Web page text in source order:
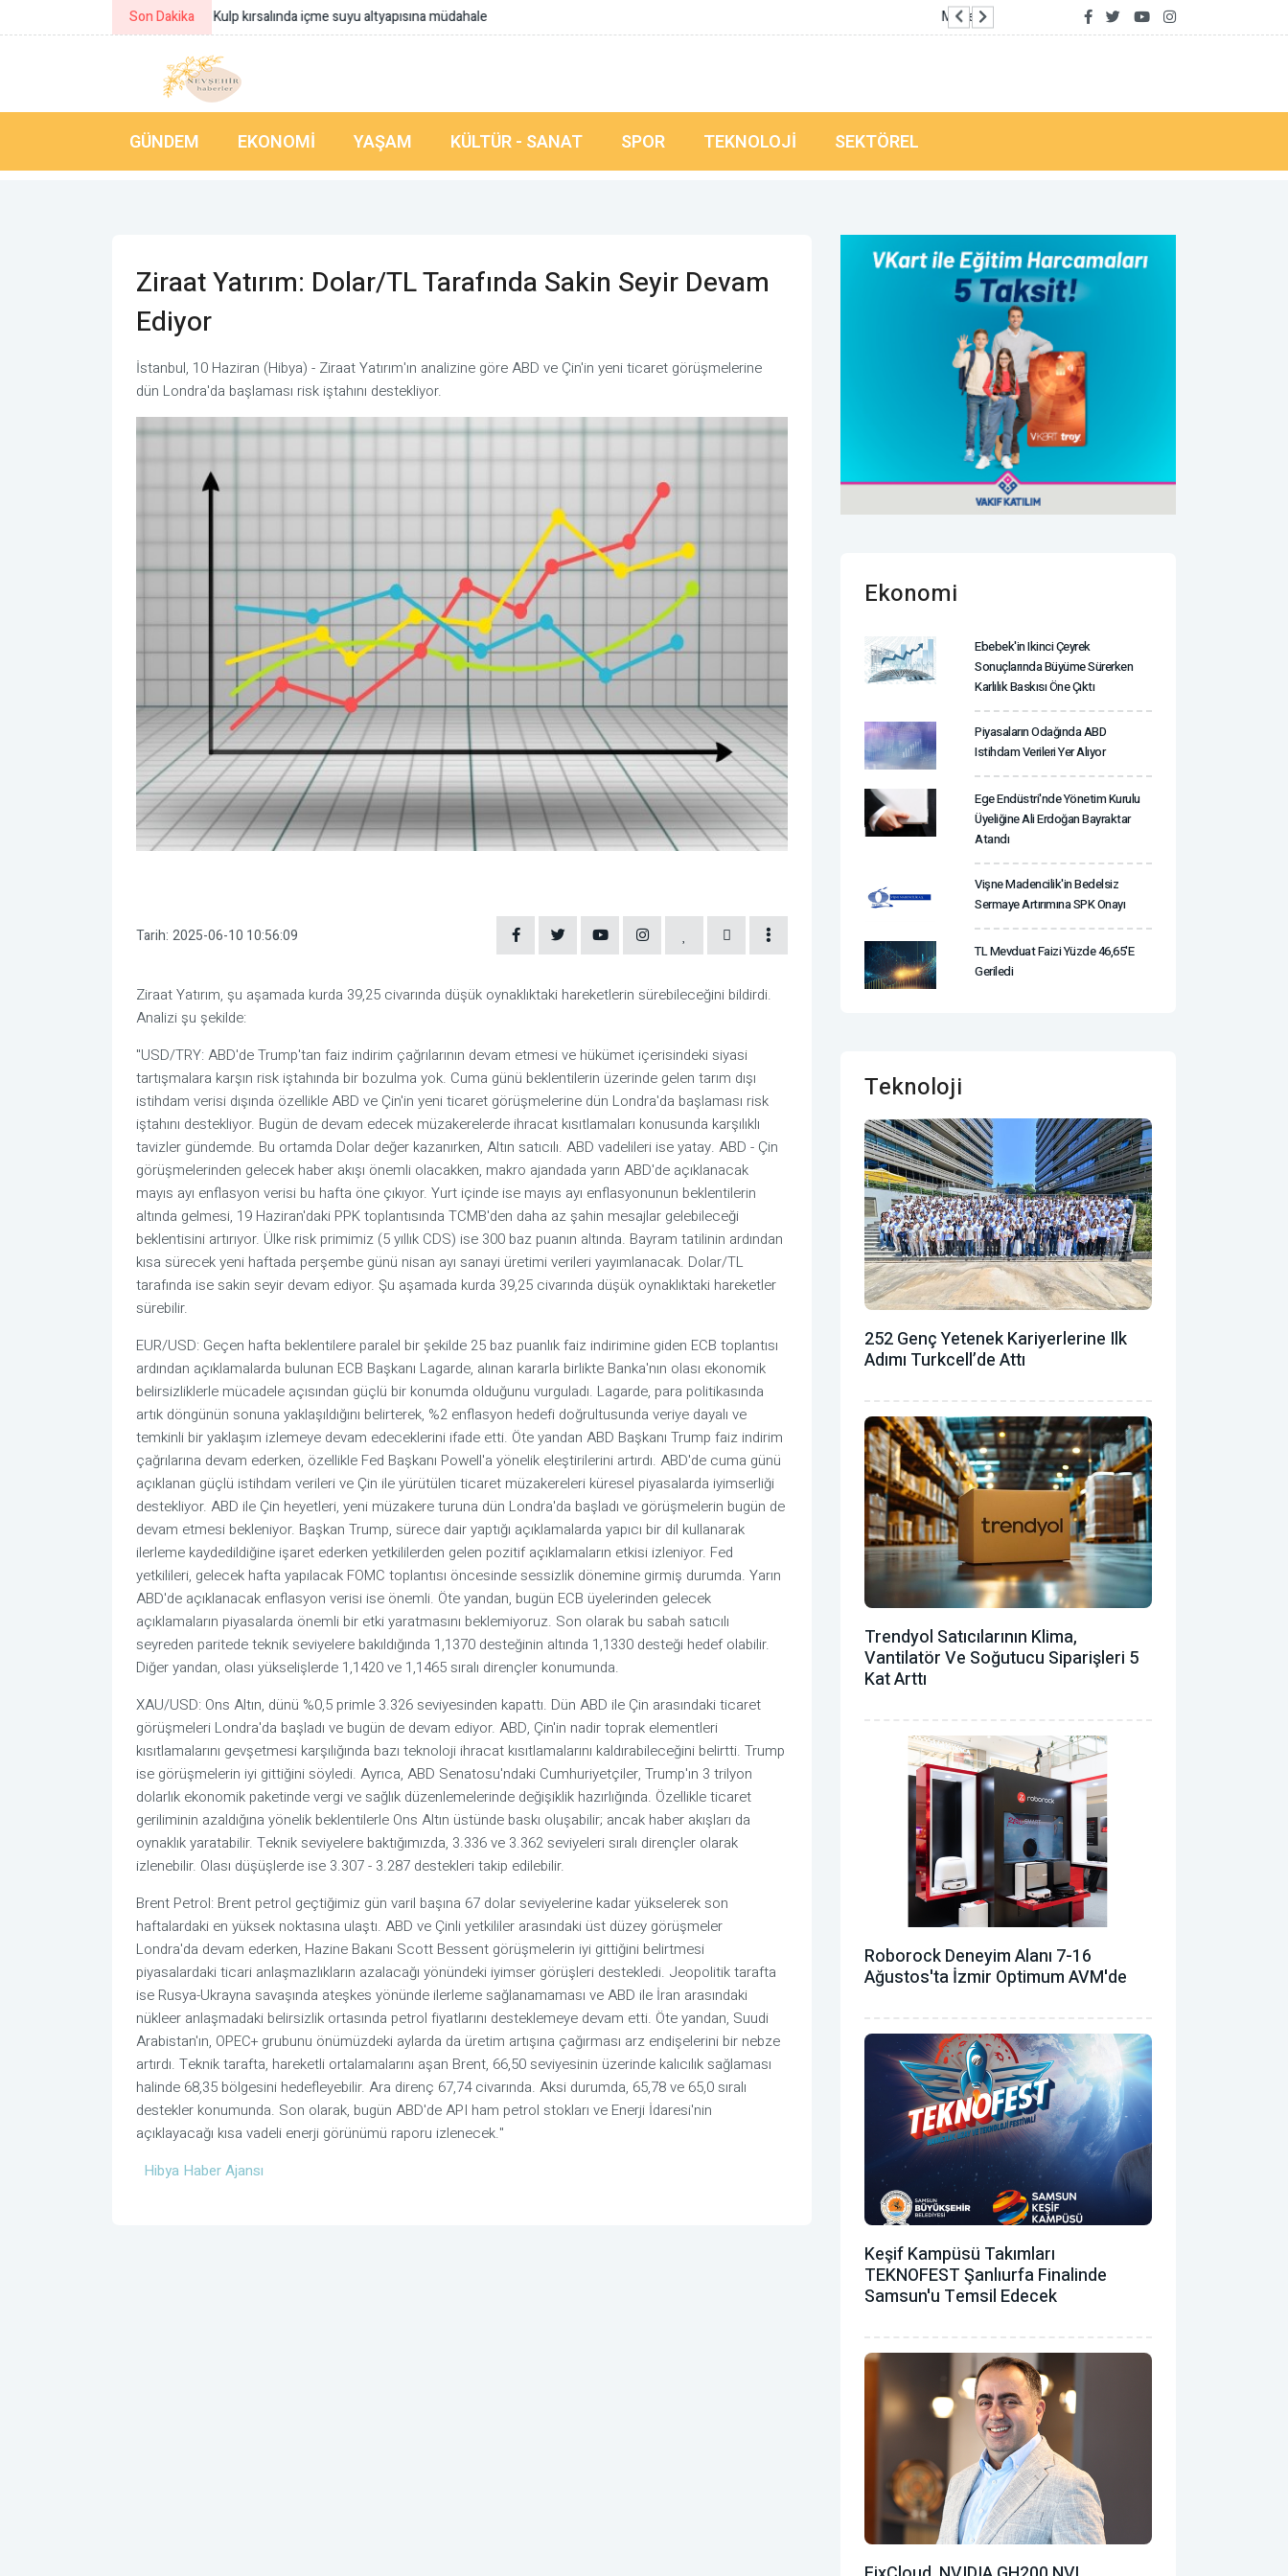
Son Dakika Maltepe Belediyesi Yaz Okulu öğrencilerine afet farkındalığı eğitimi verildi Karacabey’de metruk okul lojmanı yıkıldı
GÜNDEM EKONOMI YAŞAM KÜLTÜR - SANAT SPOR TEKNOLOJI SEKTÖREL
Ziraat Yatırım: Dolar/TL Tarafında Sakin Seyir Devam
Ediyor
İstanbul, 10 Haziran (Hibya) - Ziraat Yatırım'ın analizine göre ABD ve Çin'in yeni ticaret görüşmelerine
dün Londra'da başlaması risk iştahını destekliyor.
Tarih: 2025-06-10 10:56:09
Ziraat Yatırım, şu aşamada kurda 39,25 civarında düşük oynaklıktaki hareketlerin sürebileceğini bildirdi.
Analizi şu şekilde:
"USD/TRY: ABD'de Trump'tan faiz indirim çağrılarının devam etmesi ve hükümet içerisindeki siyasi
tartışmalara karşın risk iştahında bir bozulma yok. Cuma günü beklentilerin üzerinde gelen tarım dışı
istihdam verisi dışında özellikle ABD ve Çin'in yeni ticaret görüşmelerine dün Londra'da başlaması risk
iştahını destekliyor. Bugün de devam edecek müzakerelerde ihracat kısıtlamaları konusunda karşılıklı
tavizler gündemde. Bu ortamda Dolar değer kazanırken, Altın satıcılı. ABD vadelileri ise yatay. ABD - Çin
görüşmelerinden gelecek haber akışı önemli olacakken, makro ajandada yarın ABD'de açıklanacak
mayıs ayı enflasyon verisi bu hafta öne çıkıyor. Yurt içinde ise mayıs ayı enflasyonunun beklentilerin
altında gelmesi, 19 Haziran'daki PPK toplantısında TCMB'den daha az şahin mesajlar gelebileceği
beklentisini artırıyor. Ülke risk primimiz (5 yıllık CDS) ise 300 baz puanın altında. Bayram tatilinin ardından
kısa sürecek yeni haftada perşembe günü nisan ayı sanayi üretimi verileri yayımlanacak. Dolar/TL
tarafında ise sakin seyir devam ediyor. Şu aşamada kurda 39,25 civarında düşük oynaklıktaki hareketler
sürebilir.
EUR/USD: Geçen hafta beklentilere paralel bir şekilde 25 baz puanlık faiz indirimine giden ECB toplantısı
ardından açıklamalarda bulunan ECB Başkanı Lagarde, alınan kararla birlikte Banka'nın olası ekonomik
belirsizliklerle mücadele açısından güçlü bir konumda olduğunu vurguladı. Lagarde, para politikasında
artık döngünün sonuna yaklaşıldığını belirterek, %2 enflasyon hedefi doğrultusunda veriye dayalı ve
temkinli bir yaklaşım izlemeye devam edeceklerini ifade etti. Öte yandan ABD Başkanı Trump faiz indirim
çağrılarına devam ederken, özellikle Fed Başkanı Powell'a yönelik eleştirilerini artırdı. ABD'de cuma günü
açıklanan güçlü istihdam verileri ve Çin ile yürütülen ticaret müzakereleri küresel piyasalarda iyimserliği
destekliyor. ABD ile Çin heyetleri, yeni müzakere turuna dün Londra'da başladı ve görüşmelerin bugün de
devam etmesi bekleniyor. Başkan Trump, sürece dair yaptığı açıklamalarda yapıcı bir dil kullanarak
ilerleme kaydedildiğine işaret ederken yetkililerden gelen pozitif açıklamaların etkisi izleniyor. Fed
yetkilileri, gelecek hafta yapılacak FOMC toplantısı öncesinde sessizlik dönemine girmiş durumda. Yarın
ABD'de açıklanacak enflasyon verisi ise önemli. Öte yandan, bugün ECB üyelerinden gelecek
açıklamaların piyasalarda önemli bir etki yaratmasını beklemiyoruz. Son olarak bu sabah satıcılı
seyreden paritede teknik seviyelere bakıldığında 1,1370 desteğinin altında 1,1330 desteği hedef olabilir.
Diğer yandan, olası yükselişlerde 1,1420 ve 1,1465 sıralı dirençler konumunda.
XAU/USD: Ons Altın, dünü %0,5 primle 3.326 seviyesinden kapattı. Dün ABD ile Çin arasındaki ticaret
görüşmeleri Londra'da başladı ve bugün de devam ediyor. ABD, Çin'in nadir toprak elementleri
kısıtlamalarını gevşetmesi karşılığında bazı teknoloji ihracat kısıtlamalarını kaldırabileceğini belirtti. Trump
ise görüşmelerin iyi gittiğini söyledi. Ayrıca, ABD Senatosu'ndaki Cumhuriyetçiler, Trump'ın 3 trilyon
dolarlık ekonomik paketinde vergi ve sağlık düzenlemelerinde değişiklik hazırlığında. Özellikle ticaret
geriliminin azaldığına yönelik beklentilerle Ons Altın üstünde baskı oluşabilir; ancak haber akışları da
oynaklık yaratabilir. Teknik seviyelere baktığımızda, 3.336 ve 3.362 seviyeleri sıralı dirençler olarak
izlenebilir. Olası düşüşlerde ise 3.307 - 3.287 destekleri takip edilebilir.
Brent Petrol: Brent petrol geçtiğimiz gün varil başına 67 dolar seviyelerine kadar yükselerek son
haftalardaki en yüksek noktasına ulaştı. ABD ve Çinli yetkililer arasındaki üst düzey görüşmeler
Londra'da devam ederken, Hazine Bakanı Scott Bessent görüşmelerin iyi gittiğini belirtmesi
piyasalardaki ticari anlaşmazlıkların azalacağı yönündeki iyimser görüşleri destekledi. Jeopolitik tarafta
ise Rusya-Ukrayna savaşında ateşkes yönünde ilerleme sağlanamaması ve ABD ile İran arasındaki
nükleer anlaşmadaki belirsizlik ortasında petrol fiyatlarını desteklemeye devam etti. Öte yandan, Suudi
Arabistan'ın, OPEC+ grubunu önümüzdeki aylarda da üretim artışına çağırması arz endişelerini bir nebze
artırdı. Teknik tarafta, hareketli ortalamalarını aşan Brent, 66,50 seviyesinin üzerinde kalıcılık sağlaması
halinde 68,35 bölgesini hedefleyebilir. Ara direnç 67,74 civarında. Aksi durumda, 65,78 ve 65,0 sıralı
destekler konumunda. Son olarak, bugün ABD'de API ham petrol stokları ve Enerji İdaresi'nin
açıklayacağı kısa vadeli enerji görünümü raporu izlenecek."
Hibya Haber Ajansı
Ekonomi
Ebebek'in Ikinci Çeyrek
Sonuçlarında Büyüme Sürerken
Karlılık Baskısı Öne Çıktı
Piyasaların Odağında ABD
Istihdam Verileri Yer Alıyor
Ege Endüstri'nde Yönetim Kurulu
Üyeliğine Ali Erdoğan Bayraktar
Atandı
Vişne Madencilik'in Bedelsiz
Sermaye Artırımına SPK Onayı
TL Mevduat Faizi Yüzde 46,65'e
Geriledi
Teknoloji
252 Genç Yetenek Kariyerlerine Ilk
Adımı Turkcell’de Attı
Trendyol Satıcılarının Klima,
Vantilatör ‎ve Soğutucu Siparişleri 5
Kat Arttı
Roborock Deneyim Alanı 7-16
Ağustos'ta İzmir Optimum AVM'de
Keşif Kampüsü Takımları
TEKNOFEST Şanlıurfa Finalinde
Samsun'u Temsil Edecek